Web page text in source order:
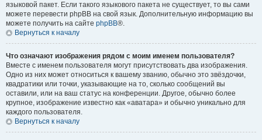
языковой пакет. Если такого языкового пакета не существует, то вы сами
можете перевести phpBB на свой язык. Дополнительную информацию вы
можете получить на сайте phpBB®.
Вернуться к началу
Что означают изображения рядом с моим именем пользователя?
Вместе с именем пользователя могут присутствовать два изображения.
Одно из них может относиться к вашему званию, обычно это звёздочки,
квадратики или точки, указывающие на то, сколько сообщений вы
оставили, или на ваш статус на конференции. Другое, обычно более
крупное, изображение известно как «аватара» и обычно уникально для
каждого пользователя.
Вернуться к началу